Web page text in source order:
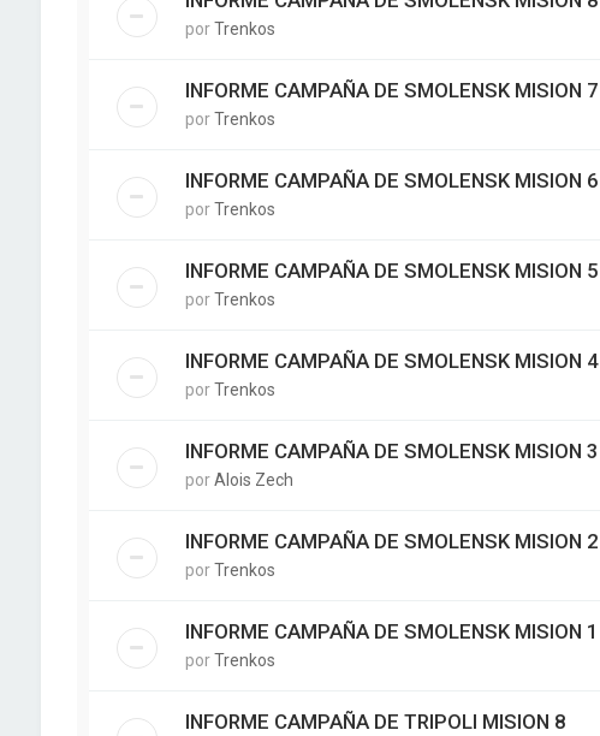
porTrenkos
INFORME CAMPAÑA DE SMOLENSK MISION 7
porTrenkos
INFORME CAMPAÑA DE SMOLENSK MISION 6
porTrenkos
INFORME CAMPAÑA DE SMOLENSK MISION 5
porTrenkos
INFORME CAMPAÑA DE SMOLENSK MISION 4
porTrenkos
INFORME CAMPAÑA DE SMOLENSK MISION 3
porAlois Zech
INFORME CAMPAÑA DE SMOLENSK MISION 2
porTrenkos
INFORME CAMPAÑA DE SMOLENSK MISION 1
porTrenkos
INFORME CAMPAÑA DE TRIPOLI MISION 8